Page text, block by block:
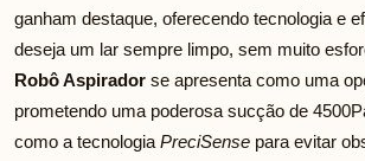
ganham destaque, oferecendo tecnologia e
deseja um lar sempre limpo, sem muito
Robô Aspirador se apresenta como uma
prometendo uma poderosa sucção de
como a tecnologiaPreciSense para evitar